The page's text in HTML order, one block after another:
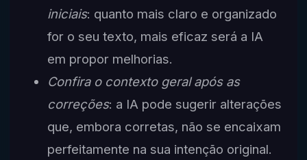
iniciais: quanto mais claro e organizado
for o seu texto, mais eficaz será a IA
em propor melhorias.
Confira o contexto geral após as
correções: a IA pode sugerir alterações
que, embora corretas, não se encaixam
perfeitamente na sua intenção original.